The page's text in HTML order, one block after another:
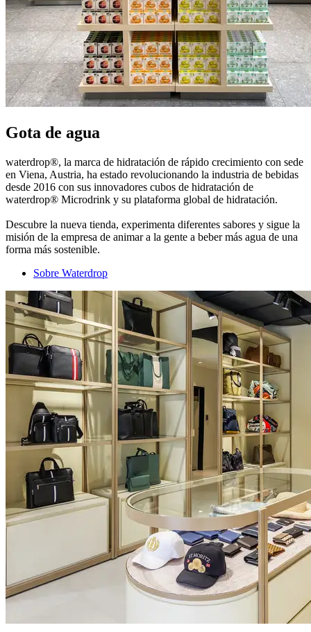
Gota de agua
waterdrop®, la marca de hidratación de rápido crecimiento con sede
en Viena, Austria, ha estado revolucionando la industria de bebidas
desde 2016 con sus innovadores cubos de hidratación de
waterdrop® Microdrink y su plataforma global de hidratación.
Descubre la nueva tienda, experimenta diferentes sabores y sigue la
misión de la empresa de animar a la gente a beber más agua de una
forma más sostenible.
Sobre Waterdrop